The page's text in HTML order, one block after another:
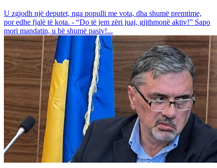
U zgjodh një deputet, nga populli me vota, dha shumë premtime,
por edhe fjalë të kota. - “Do të jem zëri juaj, gjithmonë aktiv!” Sapo
mori mandatin, u bë shumë pasiv!...